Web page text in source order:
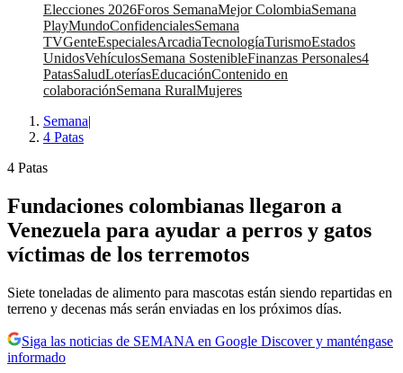
Elecciones 2026Foros SemanaMejor ColombiaSemana
PlayMundoConfidencialesSemana
TVGenteEspecialesArcadiaTecnologíaTurismoEstados
UnidosVehículosSemana SostenibleFinanzas Personales4
PatasSaludLoteríasEducaciónContenido en
colaboraciónSemana RuralMujeres
Semana|
4 Patas
4 Patas
Fundaciones colombianas llegaron a
Venezuela para ayudar a perros y gatos
víctimas de los terremotos
Siete toneladas de alimento para mascotas están siendo repartidas en
terreno y decenas más serán enviadas en los próximos días.
Siga las noticias de SEMANA en Google Discover y manténgase
informado